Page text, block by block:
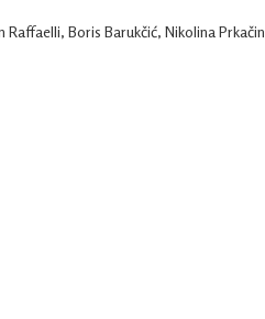
Boris Barukčić, Nikolina Prkačin